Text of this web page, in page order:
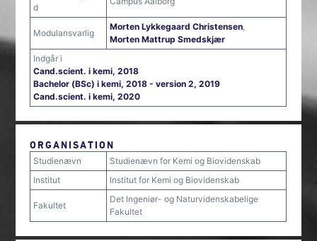
d
Modulansvarlig
Morten Lykkegaard Christensen,
Morten Mattrup Smedskjær
Indgår i
Cand.scient. i kemi, 2018
Bachelor (BSc) i kemi, 2018 - version 2, 2019
Cand.scient. i kemi, 2020
ORGANISATION
Studienævn
Studienævn for Kemi og Biovidenskab
Institut
Institut for Kemi og Biovidenskab
Fakultet
Det Ingeniør- og Naturvidenskabelige
Fakultet